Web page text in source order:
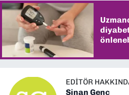
EDITÖR
Sinan Genç